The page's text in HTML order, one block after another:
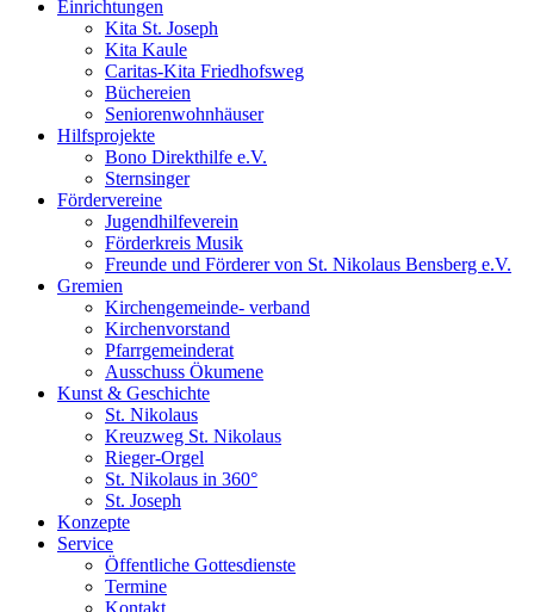
Einrichtungen
Kita St. Joseph
Kita Kaule
Caritas-Kita Friedhofsweg
Büchereien
Seniorenwohnhäuser
Hilfsprojekte
Bono Direkthilfe e.V.
Sternsinger
Fördervereine
Jugendhilfeverein
Förderkreis Musik
Freunde und Förderer von St. Nikolaus Bensberg e.V.
Gremien
Kirchengemeinde- verband
Kirchenvorstand
Pfarrgemeinderat
Ausschuss Ökumene
Kunst & Geschichte
St. Nikolaus
Kreuzweg St. Nikolaus
Rieger-Orgel
St. Nikolaus in 360°
St. Joseph
Konzepte
Service
Öffentliche Gottesdienste
Termine
Kontakt